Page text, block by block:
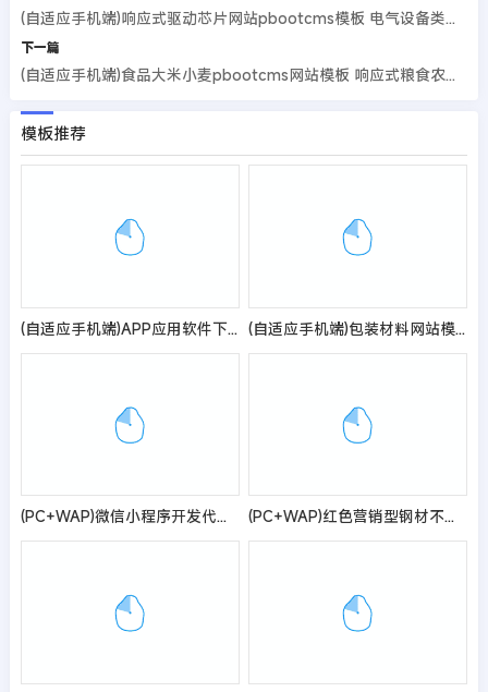
(自适应手机端)响应式驱动芯片网站pbootcms模板 电气设备类网站源码
下一篇
(自适应手机端)食品大米小麦pbootcms网站模板 响应式粮食农业网站源码
模板推荐
(自适应手机端)APP应用软件下载站pbootcms模板 HTML5响应式手机软件下载网站源码 (自适应手机端)包装材料网站模板 印刷包装网站源码
(PC+WAP)微信小程序开发代理展示销售pbootcms网站模板 软件开发公司网站源码 (PC+WAP)红色营销型钢材不秀钢网站pbootcms模板 钢材钢管类网站源码